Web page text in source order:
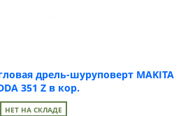
дрель-шуруповерт MAKITA
351 Z в кор.
НЕТ НА СКЛАДЕ